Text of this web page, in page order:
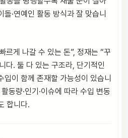
·연예인 활동 방식과 잘 맞습니
르게 나갈 수 있는 돈”, 정재는 “꾸
다. 둘 다 있는 구조라, 단기적인
입이 함께 존재할 가능성이 있습니
동량·인기·이슈에 따라 수입 변동
합니다.